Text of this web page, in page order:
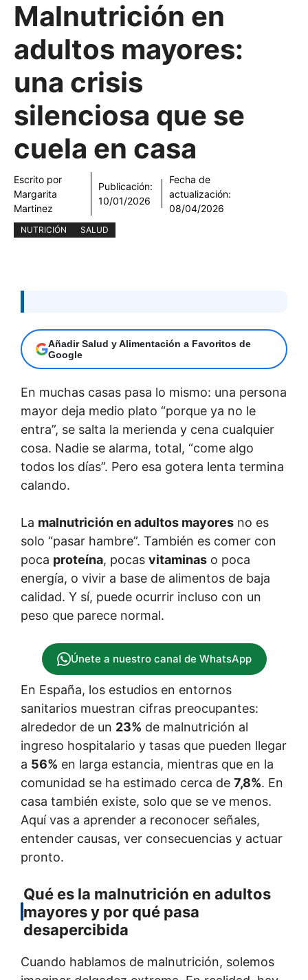
Malnutrición en
adultos mayores:
una crisis
silenciosa que se
cuela en casa
Escrito por
Margarita
Martinez
Publicación:
10/01/2026
Fecha de
actualización:
08/04/2026
NUTRICIÓN SALUD
Añadir Salud y Alimentación a Favoritos de
Google
En muchas casas pasa lo mismo: una persona
mayor deja medio plato “porque ya no le
entra”, se salta la merienda y cena cualquier
cosa. Nadie se alarma, total, “come algo
todos los días”. Pero esa gotera lenta termina
calando.
La malnutrición en adultos mayores no es
solo “pasar hambre”. También es comer con
poca proteína, pocas vitaminas o poca
energía, o vivir a base de alimentos de baja
calidad. Y sí, puede ocurrir incluso con un
peso que parece normal.
Únete a nuestro canal de WhatsApp
En España, los estudios en entornos
sanitarios muestran cifras preocupantes:
alrededor de un 23% de malnutrición al
ingreso hospitalario y tasas que pueden llegar
a 56% en larga estancia, mientras que en la
comunidad se ha estimado cerca de 7,8%. En
casa también existe, solo que se ve menos.
Aquí vas a aprender a reconocer señales,
entender causas, ver consecuencias y actuar
pronto.
Qué es la malnutrición en adultos
mayores y por qué pasa
desapercibida
Cuando hablamos de malnutrición, solemos